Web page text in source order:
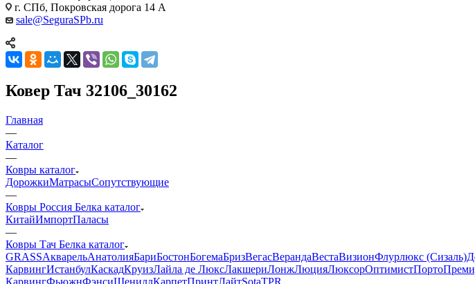
г. СПб, Покровская дорога 14 А
sale@SeguraSPb.ru
Ковер Тач 32106_30162
Главная
—
Каталог
—
Ковры каталог
ДорожкиМатрасыСопутствующие
—
Ковры Россия Белка каталог
КитайИмпортПаласы
—
Ковры Тач Белка каталог
GRASSАкварельАнатолияБариБостонБогемаБризВегасВерандаВестаВизионФлурлюкс (Сизаль)
КарвингИстанбулКаскадКруизЛайла де ЛюксЛакшериЛонжЛюцияЛюксорОптимистПорто
КарвингФьюжнФэнсиШениллКарпетПринтЛайтSotaTPR